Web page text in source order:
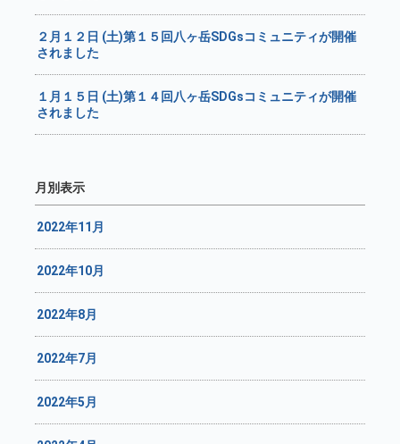
２月１２日 (土)第１５回八ヶ岳SDGsコミュニティが開催
されました
１月１５日 (土)第１４回八ヶ岳SDGsコミュニティが開催
されました
月別表示
2022年11月
2022年10月
2022年8月
2022年7月
2022年5月